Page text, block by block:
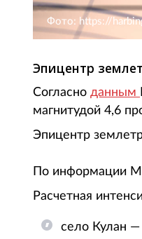
Фото: https://
Эпицентр
Согласно данным
магнитудой 4,6
Эпицентр
По информации
Расчетная
село Кулан